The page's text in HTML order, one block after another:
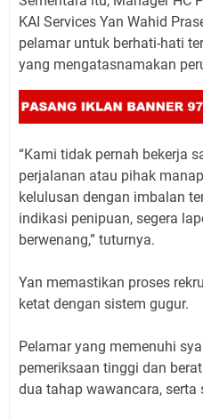
KAI Services Yan Wahid
pelamar untuk berhati-hati
yang mengatasnamakan
“Kami tidak pernah bekerja
perjalanan atau pihak
kelulusan dengan imbalan
indikasi penipuan, segera
berwenang,” tuturnya.
Yan memastikan proses
ketat dengan sistem gugur.
Pelamar yang memenuhi
pemeriksaan tinggi dan
dua tahap wawancara, serta